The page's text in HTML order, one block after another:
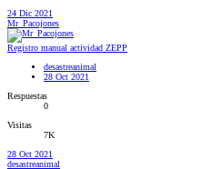
24 Dic 2021
Mr_Pacojones
Registro manual actividad ZEPP
desastreanimal
28 Oct 2021
Respuestas
0
Visitas
7K
28 Oct 2021
desastreanimal